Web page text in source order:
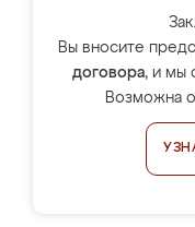
Вы вносите
договора, и мы
Возможна